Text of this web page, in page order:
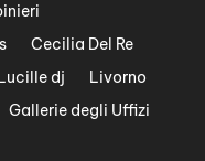
Cecilia Del Re
Lucille dj
Livorno
Gallerie degli Uffizi